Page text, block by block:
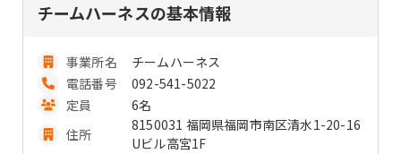
チームハーネスの基本情報
事業所名
チームハーネス
電話番号
092-541-5022
定員
6名
住所
8150031 福岡県福岡市南区清水1-20-16
Uビル高宮1F